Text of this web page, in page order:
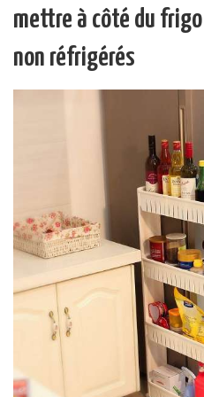
mettre à côté du
non réfrigérés